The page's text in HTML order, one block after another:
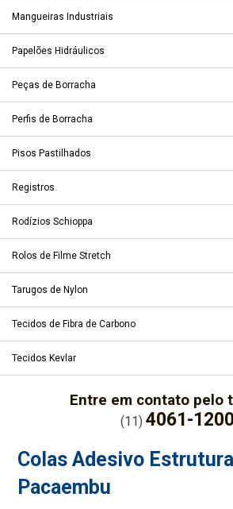
Mangueiras Industriais
Papelões Hidráulicos
Peças de Borracha
Perfis de Borracha
Pisos Pastilhados
Registros
Rodízios Schioppa
Rolos de Filme Stretch
Tarugos de Nylon
Tecidos de Fibra de Carbono
Tecidos Kevlar
Entre em contato pelo
(11) 4061-1200
Colas Adesivo
Pacaembu